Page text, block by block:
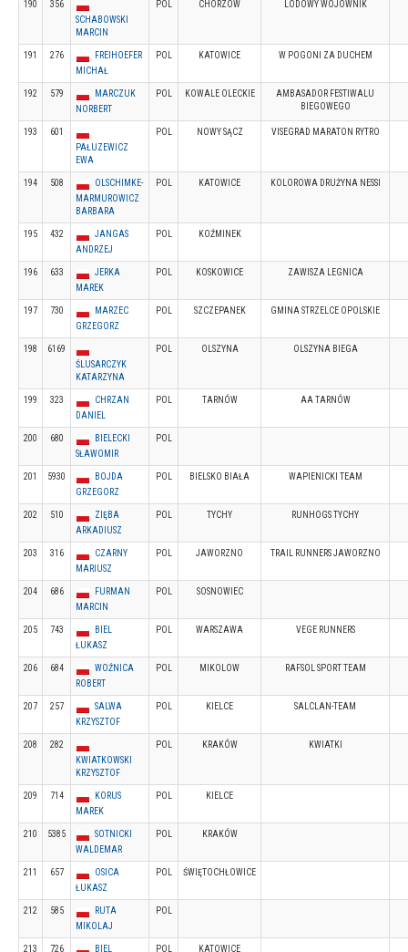
190
356
SCHABOWSKI
MARCIN
POL CHORZÓW LODOWY WOJOWNIK
191 276
FREIHOEFER
MICHAŁ
POL KATOWICE W POGONI ZA DUCHEM
192 579
MARCZUK
NORBERT
POL KOWALE OLECKIE
AMBASADOR FESTIWALU
BIEGOWEGO
193
601
PAŁUZEWICZ
EWA
POL NOWY SĄCZ VISEGRAD MARATON RYTRO
194 508
OLSCHIMKE-
MARMUROWICZ
BARBARA
POL KATOWICE KOLOROWA DRUŻYNA NESSI
195 432
JANGAS
ANDRZEJ
POL KOŹMINEK
196 633
JERKA
MAREK
POL KOSKOWICE ZAWISZA LEGNICA
197 730
MARZEC
GRZEGORZ
POL SZCZEPANEK GMINA STRZELCE OPOLSKIE
198
6169
ŚLUSARCZYK
KATARZYNA
POL OLSZYNA OLSZYNA BIEGA
199 323
CHRZAN
DANIEL
POL TARNÓW AA TARNÓW
200 680
BIELECKI
SŁAWOMIR
POL
201 5930
BOJDA
GRZEGORZ
POL BIELSKO BIAŁA WAPIENICKI TEAM
202 510
ZIĘBA
ARKADIUSZ
POL TYCHY RUNHOGS TYCHY
203 316
CZARNY
MARIUSZ
POL JAWORZNO TRAIL RUNNERS JAWORZNO
204 686
FURMAN
MARCIN
POL SOSNOWIEC
205 743
BIEL
ŁUKASZ
POL WARSZAWA VEGE RUNNERS
206 684
WOŹNICA
ROBERT
POL MIKOLOW RAFSOL SPORT TEAM
207 257
SALWA
KRZYSZTOF
POL KIELCE SALCLAN-TEAM
208
282
KWIATKOWSKI
KRZYSZTOF
POL KRAKÓW KWIATKI
209 714
KORUS
MAREK
POL KIELCE
210 5385
SOTNICKI
WALDEMAR
POL KRAKÓW
211 657
OSICA
ŁUKASZ
POL ŚWIĘTOCHŁOWICE
212 585
RUTA
MIKOLAJ
POL
213 726
BIEL
POL KATOWICE